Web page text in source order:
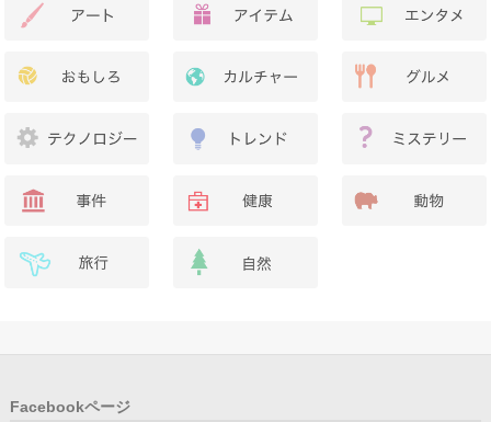
Facebookページ